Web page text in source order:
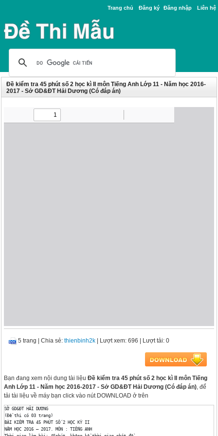
Trang chủ Đăng ký Đăng nhập Liên hệ
Đề kiểm tra 45 phút số 2 học kì II môn Tiếng Anh Lớp 11 - Năm học 2016-
2017 - Sở GD&ĐT Hải Dương (Có đáp án)
5 trang |Chia sẻ:thienbinh2k | Lượt xem: 696 | Lượt tải: 0
Bạn đang xem nội dung tài liệuĐề kiểm tra 45 phút số 2 học kì II môn Tiếng
Anh Lớp 11 - Năm học 2016-2017 - Sở GD&ĐT Hải Dương (Có đáp án), để
tải tài liệu về máy bạn click vào nút DOWNLOAD ở trên
SỞ GD&ĐT HẢI DƯƠNG
(Đề thi có 03 trang)
BÀI KIỂM TRA 45 PHÚT SỐ 2 HỌC KỲ II
NĂM HỌC 2016 – 2017. MÔN : TIẾNG ANH